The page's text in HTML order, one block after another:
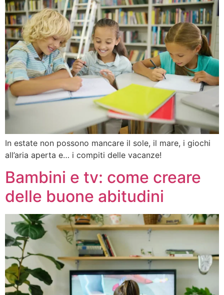
In estate non possono mancare il sole, il mare, i giochi
all’aria aperta e… i compiti delle vacanze!
Bambini e tv: come creare
delle buone abitudini